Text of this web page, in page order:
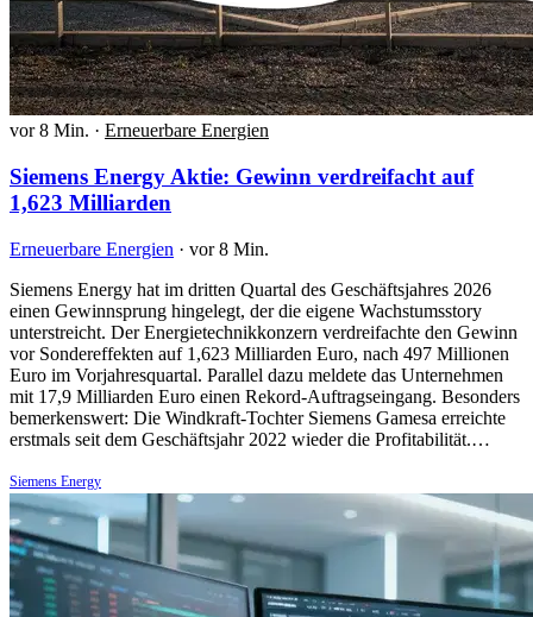
vor 8 Min. · Erneuerbare Energien
Siemens Energy Aktie: Gewinn verdreifacht auf
1,623 Milliarden
Erneuerbare Energien · vor 8 Min.
Siemens Energy hat im dritten Quartal des Geschäftsjahres 2026
einen Gewinnsprung hingelegt, der die eigene Wachstumsstory
unterstreicht. Der Energietechnikkonzern verdreifachte den Gewinn
vor Sondereffekten auf 1,623 Milliarden Euro, nach 497 Millionen
Euro im Vorjahresquartal. Parallel dazu meldete das Unternehmen
mit 17,9 Milliarden Euro einen Rekord-Auftragseingang. Besonders
bemerkenswert: Die Windkraft-Tochter Siemens Gamesa erreichte
erstmals seit dem Geschäftsjahr 2022 wieder die Profitabilität.…
Siemens Energy